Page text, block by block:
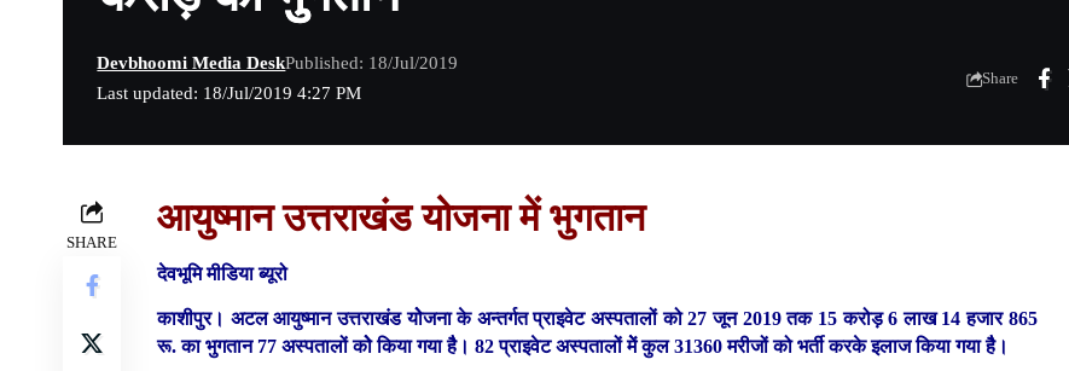
Last updated: 18/Jul/2019 4:27 PM
Devbhoomi Media DeskPublished: 18/Jul/2019
Share
SHARE
आयुष्मान उत्तराखंड योजना में भुगतान
देवभूमि मीडिया ब्यूरो
काशीपुर। अटल आयुष्मान उत्तराखंड योेजना के अन्तर्गत प्राइवेट अस्पतालों को 27 जून 2019 तक 15 करोड़ 6 लाख 14 हजार 865
रू. का भुगतान 77 अस्पतालों कोे किया गया हैै। 82 प्राइवेट अस्पतालों मेें कुल 31360 मरीजों को भर्ती करके इलाज किया गया हैै।